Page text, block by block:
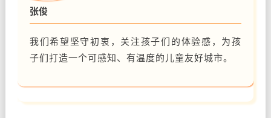
张俊
我们希望坚守初衷，关注孩子们的体验感，为孩
子们打造一个可感知、有温度的儿童友好城市。